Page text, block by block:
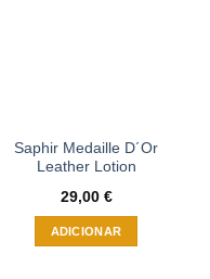
Saphir Medaille D´Or
Leather Lotion
29,00 €
ADICIONAR